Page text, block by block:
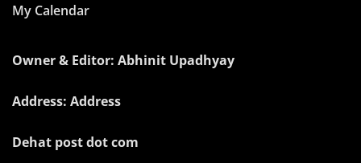
My Calendar
Owner & Editor: Abhinit Upadhyay
Address: Address
Dehat post dot com